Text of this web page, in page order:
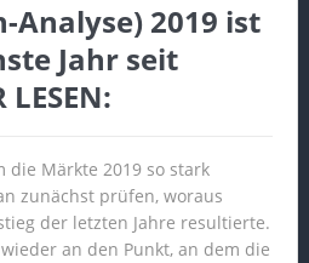
Analyse) 2019 ist
Jahr seit
die Märkte 2019 so stark
zunächst prüfen, woraus
der letzten Jahre resultierte.
an den Punkt, an dem die